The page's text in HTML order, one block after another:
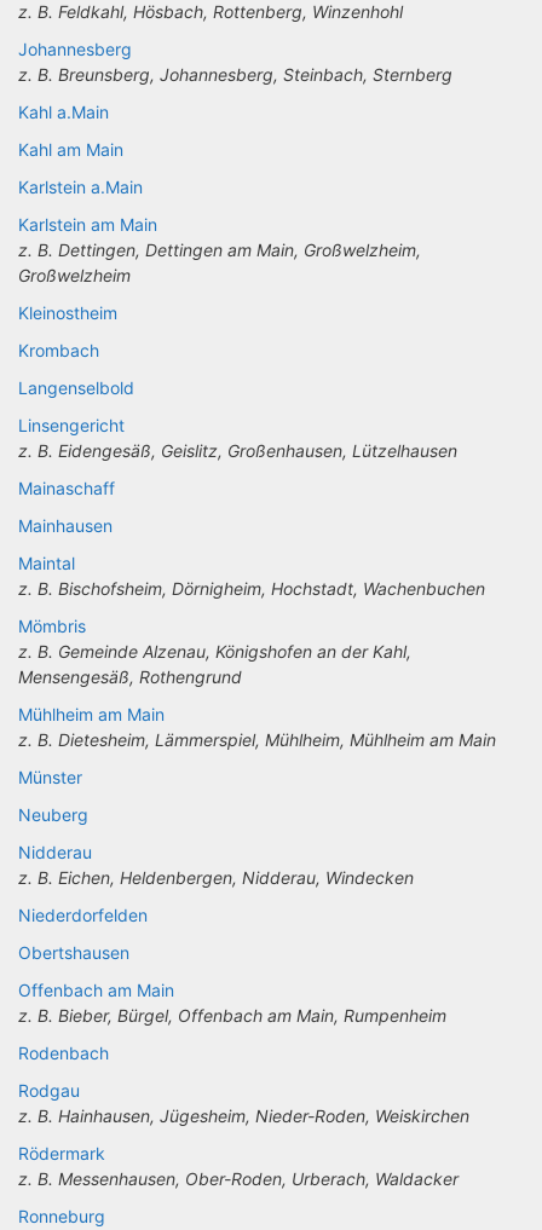
z. B. Feldkahl, Hösbach, Rottenberg, Winzenhohl
Johannesberg
z. B. Breunsberg, Johannesberg, Steinbach, Sternberg
Kahl a.Main
Kahl am Main
Karlstein a.Main
Karlstein am Main
z. B. Dettingen, Dettingen am Main, Großwelzheim,
Großwelzheim
Kleinostheim
Krombach
Langenselbold
Linsengericht
z. B. Eidengesäß, Geislitz, Großenhausen, Lützelhausen
Mainaschaff
Mainhausen
Maintal
z. B. Bischofsheim, Dörnigheim, Hochstadt, Wachenbuchen
Mömbris
z. B. Gemeinde Alzenau, Königshofen an der Kahl,
Mensengesäß, Rothengrund
Mühlheim am Main
z. B. Dietesheim, Lämmerspiel, Mühlheim, Mühlheim am Main
Münster
Neuberg
Nidderau
z. B. Eichen, Heldenbergen, Nidderau, Windecken
Niederdorfelden
Obertshausen
Offenbach am Main
z. B. Bieber, Bürgel, Offenbach am Main, Rumpenheim
Rodenbach
Rodgau
z. B. Hainhausen, Jügesheim, Nieder-Roden, Weiskirchen
Rödermark
z. B. Messenhausen, Ober-Roden, Urberach, Waldacker
Ronneburg